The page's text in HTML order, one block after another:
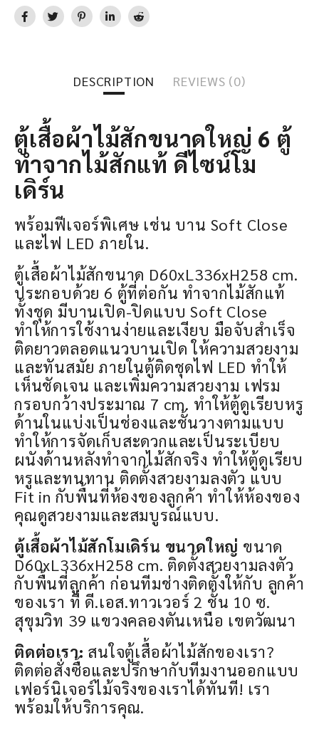
DESCRIPTION REVIEWS (0)
ตู้เสื้อผ้าไม้สักขนาดใหญ่ 6 ตู้
ทำจากไม้สักแท้ ดีไซน์โม
เดิร์น
พร้อมฟีเจอร์พิเศษ เช่น บาน Soft Close
และไฟ LED ภายใน.
ตู้เสื้อผ้าไม้สักขนาด D60xL336xH258 cm.
ประกอบด้วย 6 ตู้ที่ต่อกัน ทำจากไม้สักแท้
ทั้งชุด มีบานเปิด-ปิดแบบ Soft Close
ทำให้การใช้งานง่ายและเงียบ มือจับสำเร็จ
ติดยาวตลอดแนวบานเปิด ให้ความสวยงาม
และทันสมัย ภายในตู้ติดชุดไฟ LED ทำให้
เห็นชัดเจน และเพิ่มความสวยงาม เฟรม
กรอบกว้างประมาณ 7 cm. ทำให้ตู้ดูเรียบหรู
ด้านในแบ่งเป็นช่องและชั้นวางตามแบบ
ทำให้การจัดเก็บสะดวกและเป็นระเบียบ
ผนังด้านหลังทำจากไม้สักจริง ทำให้ตู้ดูเรียบ
หรูและทนทาน ติดตั้งสวยงามลงตัว แบบ
Fit in กับพื้นที่ห้องของลูกค้า ทำให้ห้องของ
คุณดูสวยงามและสมบูรณ์แบบ.
ตู้เสื้อผ้าไม้สักโมเดิร์น ขนาดใหญ่ ขนาด
D60xL336xH258 cm. ติดตั้งสวยงามลงตัว
กับพื้นที่ลูกค้า ก่อนทีมช่างติดตั้งให้กับ ลูกค้า
ของเรา ที่ ดี.เอส.ทาวเวอร์ 2 ชั้น 10 ซ.
สุขุมวิท 39 แขวงคลองตันเหนือ เขตวัฒนา
ติดต่อเรา: สนใจตู้เสื้อผ้าไม้สักของเรา?
ติดต่อสั่งซื้อและปรึกษากับทีมงานออกแบบ
เฟอร์นิเจอร์ไม้จริงของเราได้ทันที! เรา
พร้อมให้บริการคุณ.